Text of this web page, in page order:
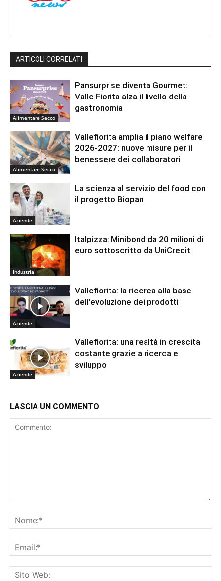
ARTICOLI CORRELATI
Alimentare Secco
Pansurprise diventa Gourmet:
Valle Fiorita alza il livello della
gastronomia
Alimentare Secco
Vallefiorita amplia il piano welfare
2026-2027: nuove misure per il
benessere dei collaboratori
Aziende
La scienza al servizio del food con
il progetto Biopan
Industria
Italpizza: Minibond da 20 milioni di
euro sottoscritto da UniCredit
Aziende
Vallefiorita: la ricerca alla base
dell’evoluzione dei prodotti
Aziende
Vallefiorita: una realtà in crescita
costante grazie a ricerca e
sviluppo
LASCIA UN COMMENTO